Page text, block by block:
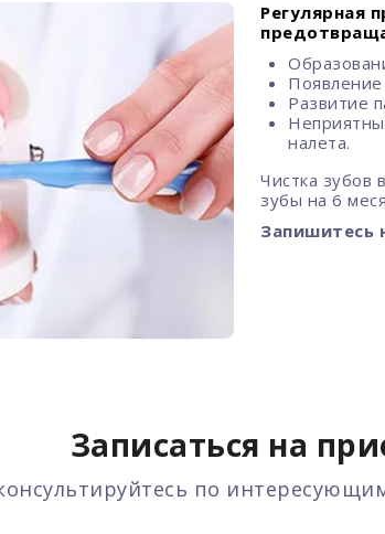
Регулярная
Появление
Развитие
налета.
Чистка зубов
зубы на 6
Запишитесь
Записаться на
по